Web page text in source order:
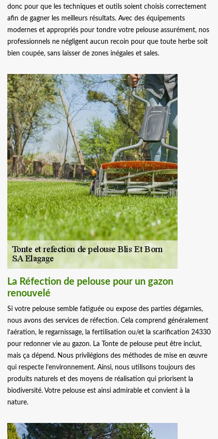
donc pour que les techniques et outils soient choisis correctement
afin de gagner les meilleurs résultats. Avec des équipements
modernes et appropriés pour tondre votre pelouse assurément, nos
professionnels ne négligent aucun recoin pour que toute herbe soit
bien coupée, sans laisser de zones inégales et sales.
La Réfection de pelouse pour un gazon
renouvelé
Si votre pelouse semble fatiguée ou expose des parties dégarnies,
nous avons des services de réfection. Cela comprend généralement
l’aération, le regarnissage, la fertilisation ou/et la scarification 24330
pour redonner vie au gazon. La Tonte de pelouse peut être inclut,
mais ça dépend. Nous privilégions des méthodes de mise en œuvre
qui respecte l’environnement. Ainsi, nous utilisons toujours des
produits naturels et des moyens de réalisation qui priorisent la
biodiversité. Votre pelouse est ainsi admirable et convient à la
nature.